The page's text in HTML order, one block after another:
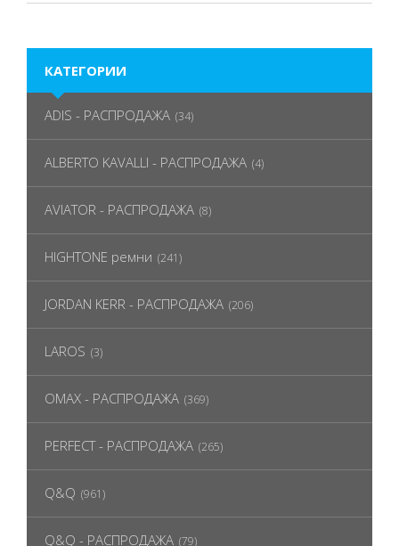
КАТЕГОРИИ
ADIS - РАСПРОДАЖА (34)
ALBERTO KAVALLI - РАСПРОДАЖА (4)
AVIATOR - РАСПРОДАЖА (8)
HIGHTONE ремни (241)
JORDAN KERR - РАСПРОДАЖА (206)
LAROS (3)
OMAX - РАСПРОДАЖА (369)
PERFECT - РАСПРОДАЖА (265)
Q&Q (961)
Q&Q - РАСПРОДАЖА (79)